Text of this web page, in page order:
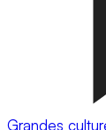
Grandes